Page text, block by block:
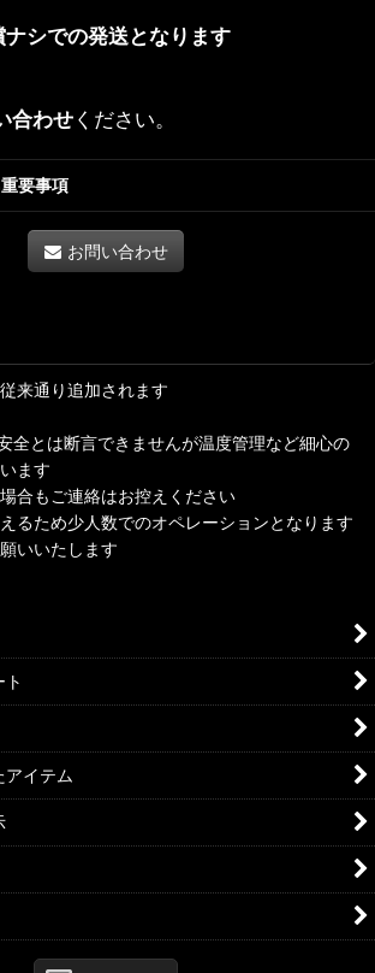
ナシでの発送となります
合わせください。
要事項
お問い合わせ
来通り追加されます
全とは断言できませんが温度管理など細心の
ます
合もご連絡はお控えください
るため少人数でのオペレーションとなります
いいたします
アイテム